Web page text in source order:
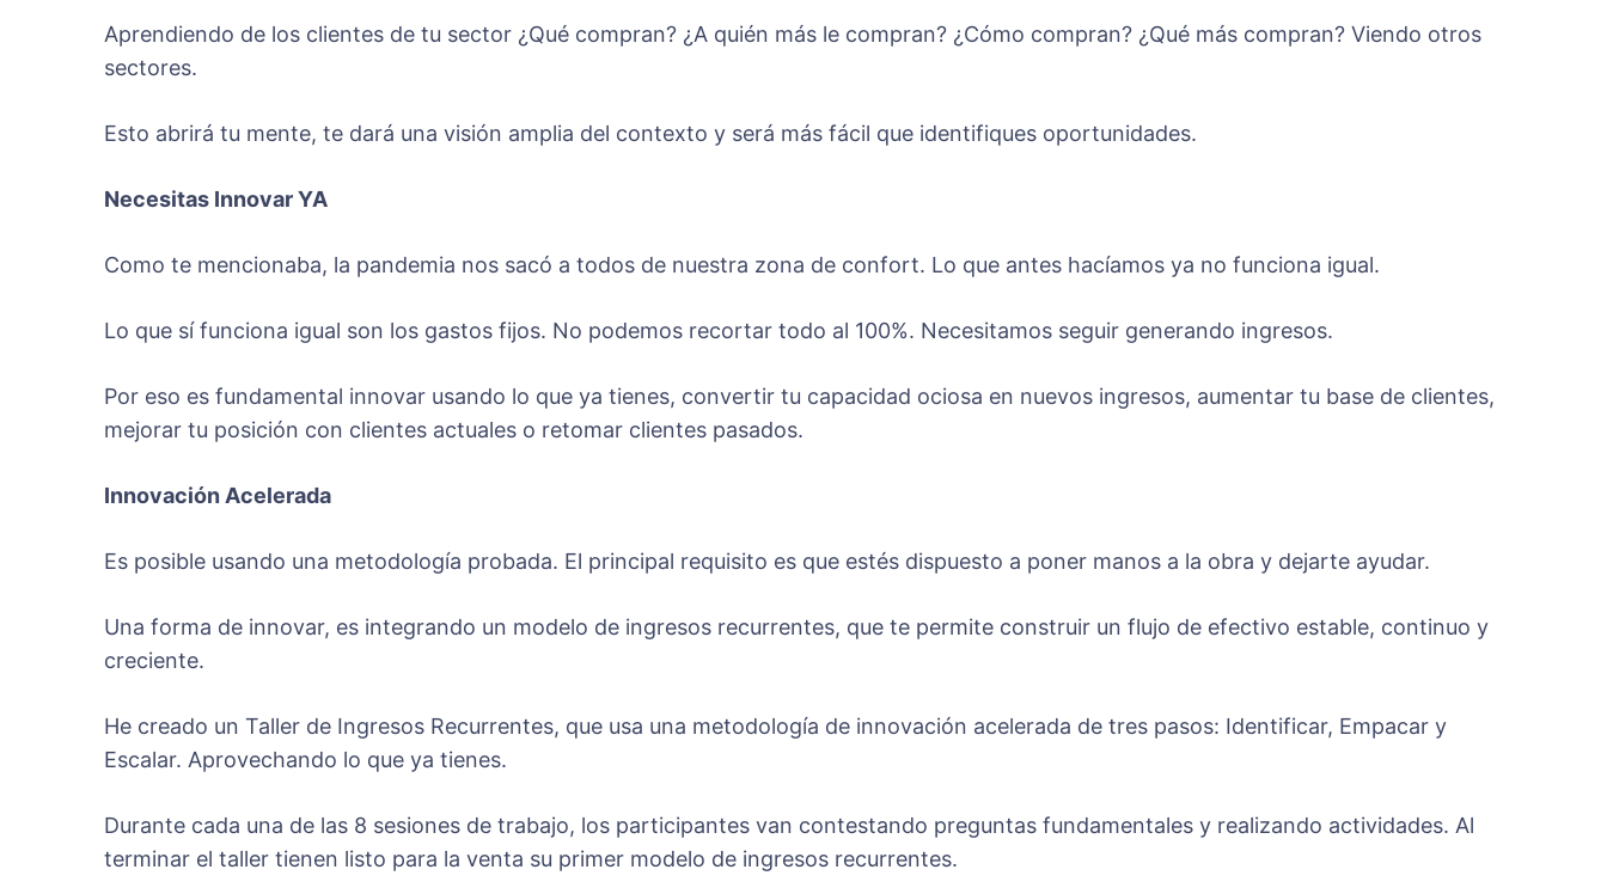
Aprendiendo de los clientes de tu sector ¿Qué compran? ¿A quién más le compran? ¿Cómo compran? ¿Qué más compran? Viendo otros
sectores.
Esto abrirá tu mente, te dará una visión amplia del contexto y será más fácil que identifiques oportunidades.
Necesitas Innovar YA
Como te mencionaba, la pandemia nos sacó a todos de nuestra zona de confort. Lo que antes hacíamos ya no funciona igual.
Lo que sí funciona igual son los gastos fijos. No podemos recortar todo al 100%. Necesitamos seguir generando ingresos.
Por eso es fundamental innovar usando lo que ya tienes, convertir tu capacidad ociosa en nuevos ingresos, aumentar tu base de clientes,
mejorar tu posición con clientes actuales o retomar clientes pasados.
Innovación Acelerada
Es posible usando una metodología probada. El principal requisito es que estés dispuesto a poner manos a la obra y dejarte ayudar.
Una forma de innovar, es integrando un modelo de ingresos recurrentes, que te permite construir un flujo de efectivo estable, continuo y
creciente.
He creado un Taller de Ingresos Recurrentes, que usa una metodología de innovación acelerada de tres pasos: Identificar, Empacar y
Escalar. Aprovechando lo que ya tienes.
Durante cada una de las 8 sesiones de trabajo, los participantes van contestando preguntas fundamentales y realizando actividades. Al
terminar el taller tienen listo para la venta su primer modelo de ingresos recurrentes.